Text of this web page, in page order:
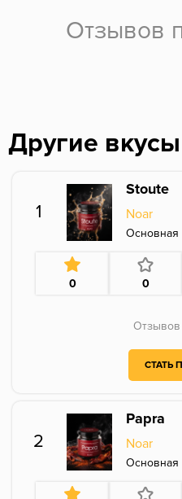
Отзывов
Другие
1
Stoute
Noar
Основная
0 0
Отзывов
СТАТЬ
2
Papra
Noar
Основная